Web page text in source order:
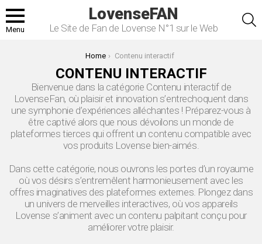
Menu
LovenseFAN
Le Site de Fan de Lovense N°1 sur le Web
Home Contenu interactif
CONTENU INTERACTIF
Bienvenue dans la catégorie Contenu interactif de
LovenseFan, où plaisir et innovation s’entrechoquent dans
une symphonie d’expériences alléchantes ! Préparez-vous à
être captivé alors que nous dévoilons un monde de
plateformes tierces qui offrent un contenu compatible avec
vos produits Lovense bien-aimés.
Dans cette catégorie, nous ouvrons les portes d’un royaume
où vos désirs s’entremêlent harmonieusement avec les
offres imaginatives des plateformes externes. Plongez dans
un univers de merveilles interactives, où vos appareils
Lovense s’animent avec un contenu palpitant conçu pour
améliorer votre plaisir.